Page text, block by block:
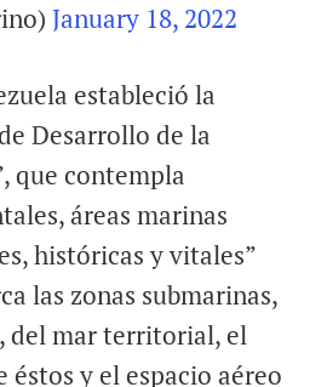
January 18, 2022
estableció la
Desarrollo de la
que contempla
áreas marinas
históricas y vitales”
las zonas submarinas,
del mar territorial, el
éstos y el espacio aéreo